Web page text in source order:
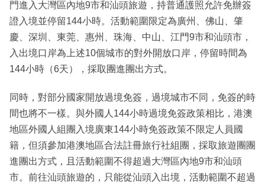
門進入大灣區內地9市和汕頭旅遊，持普通護照允許免辦簽
證入境並停留144小時。活動範圍限定為廣州、佛山、肇
慶、深圳、東莞、惠州、珠海、中山、江門9市和汕頭市，
入出境口岸為上述10個城市的對外開放口岸，停留時間為
144小時（6天），採取團進團出方式。
同時，對部分國家開放過境免簽，過境城市不同，免簽的時
間也將不一樣。與外國人144小時過境免簽政策相比，港澳
地區外國人組團入境廣東144小時免簽政策不限定人員國
籍，但須參加港澳地區合法註冊旅行社組團，採取旅遊團團
進團出方式，且活動範圍不得超過大灣區內地9市和汕頭
市。前往汕頭旅遊的，只能從汕頭入出境，活動範圍不超過